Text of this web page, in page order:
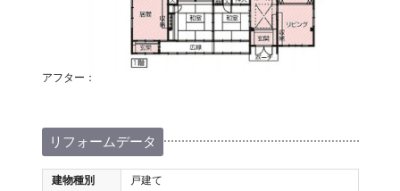
アフター：
リフォームデータ
建物種別
戸建て